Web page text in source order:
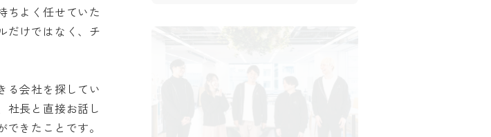
ちよく任せていた
だけではなく、チ
る会社を探してい
社長と直接お話し
きたことです。